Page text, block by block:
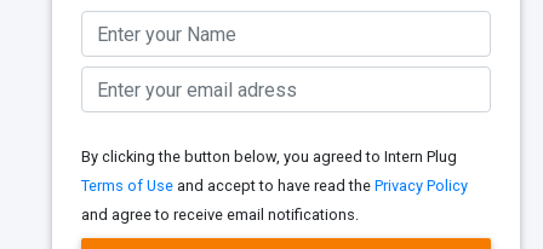
By clicking the button below, you agreed to Intern Plug
Terms of Use and accept to have read the Privacy Policy
and agree to receive email notifications.